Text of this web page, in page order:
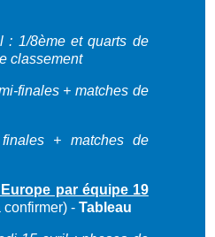
: 1/8ème et quarts de
classement
finales + matches de
+ matches de
par équipe 19
confirmer) -Tableau